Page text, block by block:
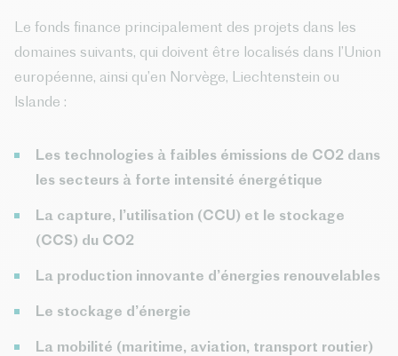
Le fonds finance principalement des projets dans les
domaines suivants, qui doivent être localisés dans l’Union
européenne, ainsi qu’en Norvège, Liechtenstein ou
Islande :
Les technologies à faibles émissions de CO2 dans
les secteurs à forte intensité énergétique
La capture, l’utilisation (CCU) et le stockage
(CCS) du CO2
La production innovante d’énergies renouvelables
Le stockage d’énergie
La mobilité (maritime, aviation, transport routier)